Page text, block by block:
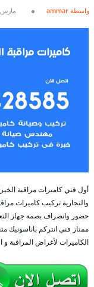
بواسطة ammar مارس 5, 2021
أول فني كاميرات مراقبة
والتجارية تركيب كاميرات
حضور وانصراف بصمة جهاز
ممتاز فني انتركم باناسونيك
الكاميرات لأغراض المراقبة